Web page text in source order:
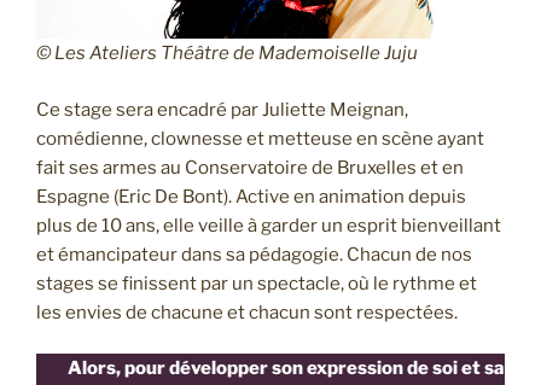
© Les Ateliers Théâtre de Mademoiselle Juju
Ce stage sera encadré par Juliette Meignan,
comédienne, clownesse et metteuse en scène ayant
fait ses armes au Conservatoire de Bruxelles et en
Espagne (Eric De Bont). Active en animation depuis
plus de 10 ans, elle veille à garder un esprit bienveillant
et émancipateur dans sa pédagogie. Chacun de nos
stages se finissent par un spectacle, où le rythme et
les envies de chacune et chacun sont respectées.
Alors, pour développer son expression de soi et sa